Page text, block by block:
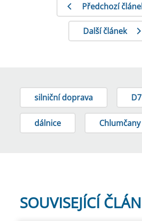
Předchozí
Další článek
silniční doprava D7
dálnice Chlumčany
SOUVISEJÍCÍ